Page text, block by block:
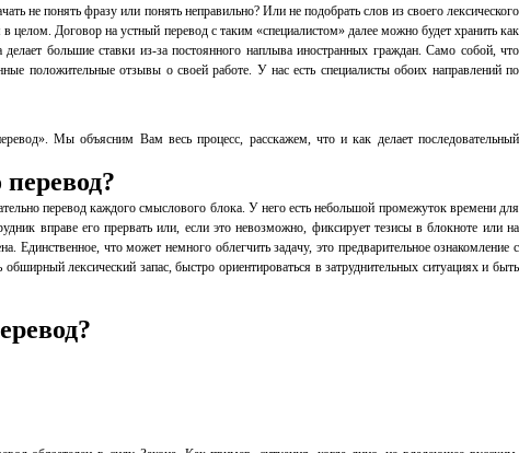
не понять фразу или понять неправильно? Или не подобрать слов из своего лексического
Договор на устный перевод с таким «специалистом» далее можно будет хранить как
большие ставки из-за постоянного наплыва иностранных граждан. Само собой, что
положительные отзывы о своей работе. У нас есть специалисты обоих направлений по
Мы объясним Вам весь процесс, расскажем, что и как делает последовательный
перевод каждого смыслового блока. У него есть небольшой промежуток времени для
вправе его прервать или, если это невозможно, фиксирует тезисы в блокноте или на
что может немного облегчить задачу, это предварительное ознакомление с
лексический запас, быстро ориентироваться в затруднительных ситуациях и быть